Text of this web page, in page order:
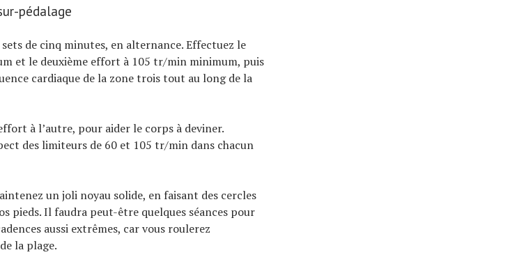
pédalage
de cinq minutes, en alternance. Effectuez le
et le deuxième effort à 105 tr/min minimum, puis
cardiaque de la zone trois tout au long de la
à l’autre, pour aider le corps à deviner.
des limiteurs de 60 et 105 tr/min dans chacun
un joli noyau solide, en faisant des cercles
pieds. Il faudra peut-être quelques séances pour
aussi extrêmes, car vous roulerez
la plage.